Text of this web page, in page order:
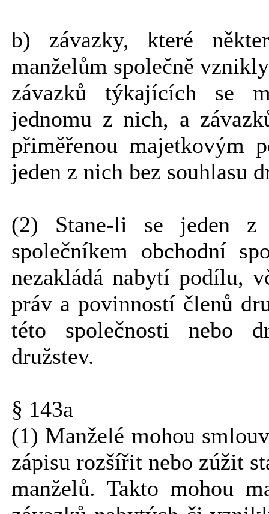
b) závazky, které
manželům společně
závazků týkajících se
jednomu z nich, a
přiměřenou majetkovým
jeden z nich bez souhlasu
(2) Stane-li se jeden z
společníkem obchodní
nezakládá nabytí podílu,
práv a povinností členů
této společnosti nebo
družstev.
§ 143a
(1) Manželé mohou
zápisu rozšířit nebo zúžit
manželů. Takto mohou